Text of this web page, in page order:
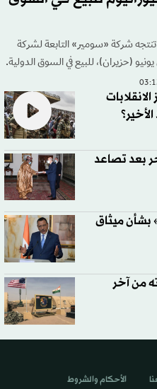
تنتجه شركة «سومير» التابعة لشركة
يونيو (حزيران)، للبيع في السوق الدولية.
بعد تصاعد
بشأن ميثاق
من آخر
الأحكام والشروط